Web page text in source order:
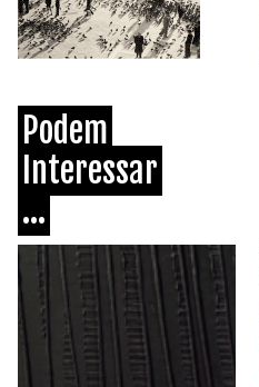
Podem
Interessar
...